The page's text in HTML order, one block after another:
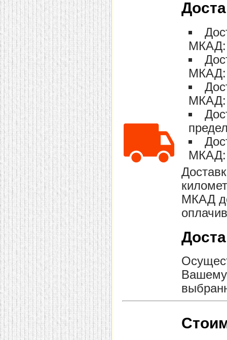
МКАД:
МКАД:
МКАД:
МКАД:
МКАД
Вашему